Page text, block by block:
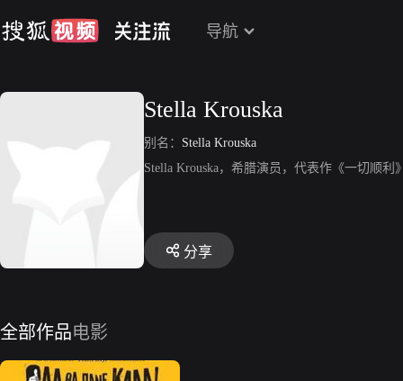
导航
Stella Krouska
别名： Stella Krouska
Stella Krouska，希腊演员，代表作《一切顺利
分享
全部作品电影